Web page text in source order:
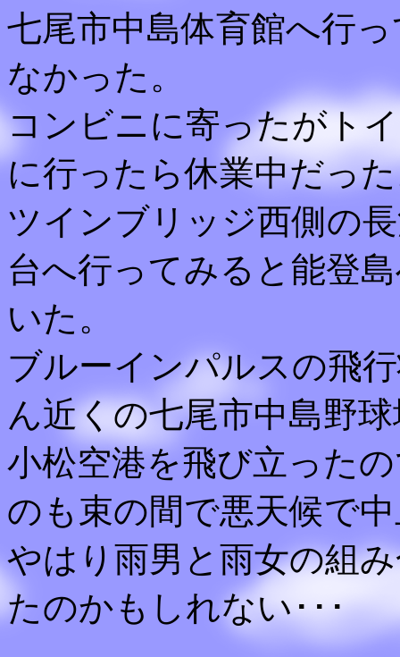
七尾市中島体育館へ行
なかった。
コンビニに寄ったがト
に行ったら休業中だっ
ツインブリッジ西側の
台へ行ってみると能登
いた。
ブルーインパルスの飛
ん近くの七尾市中島野
小松空港を飛び立った
のも束の間で悪天候で
やはり雨男と雨女の組
たのかもしれない･･･